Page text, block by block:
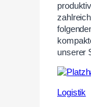
unserer
Logistik